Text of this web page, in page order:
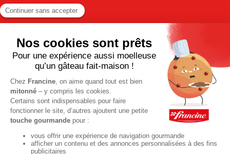
Gâteaux et cakes
À base de fruits
Crèmes et flans
Recettes de saison
Printemps